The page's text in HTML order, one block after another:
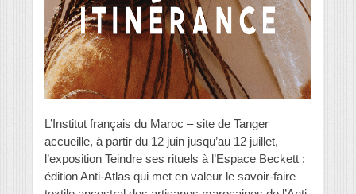
L’Institut français du Maroc – site de Tanger
accueille, à partir du 12 juin jusqu’au 12 juillet,
l’exposition Teindre ses rituels à l’Espace Beckett :
édition Anti-Atlas qui met en valeur le savoir-faire